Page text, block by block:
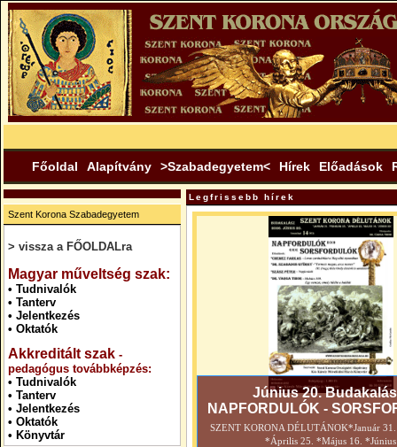
Főoldal Alapítvány >Szabadegyetem< Hírek Előadások
Szent Korona Szabadegyetem
> vissza a FŐOLDALra
Magyar műveltség szak:
• Tudnivalók
• Tanterv
• Jelentkezés
• Oktatók
Akkreditált szak -
pedagógus továbbképzés:
• Tudnivalók
• Tanterv
• Jelentkezés
• Oktatók
• Könyvtár
Legfrissebb hírek
Június 20.
NAPFORDULÓK -
SZENT KORONA DÉLUTÁNOK*Január
*Április 25. *Május 16. *Június